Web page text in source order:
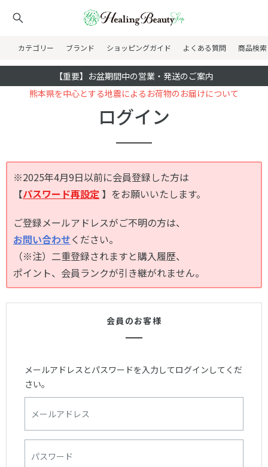
カテゴリー ブランド ショッピングガイド よくある質問 商品検索
【重要】お盆期間中の営業・発送のご案内
熊本県を中心とする地震によるお荷物のお届けについて
ログイン
※2025年4月9日以前に会員登録した方は
【パスワード再設定 】をお願いいたします。
ご登録メールアドレスがご不明の方は、
お問い合わせください。
（※注）二重登録されますと購入履歴、
ポイント、会員ランクが引き継がれません。
会員のお客様
メールアドレスとパスワードを入力してログインしてくだ
さい。